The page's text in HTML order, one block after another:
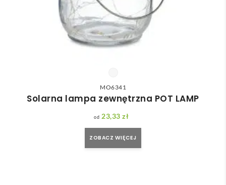
MO6341
Solarna lampa zewnętrzna POT LAMP
23,33zł
ZOBACZ WIĘCEJ